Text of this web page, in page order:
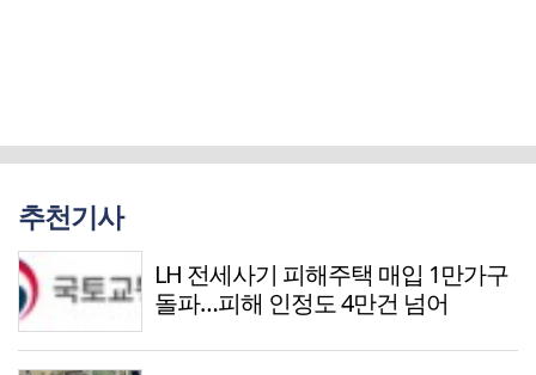
추천기사
LH 전세사기 피해주택 매입 1만가구
돌파…피해 인정도 4만건 넘어